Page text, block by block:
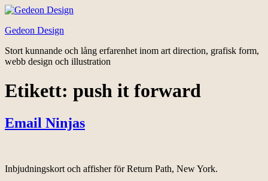
Hoppa
innehåll
Gedeon Design
Stort kunnande och lång erfarenhet inom art direction, grafisk form,
webb design och illustration
Etikett: push it forward
Email Ninjas
Inbjudningskort och affisher för Return Path, New York.